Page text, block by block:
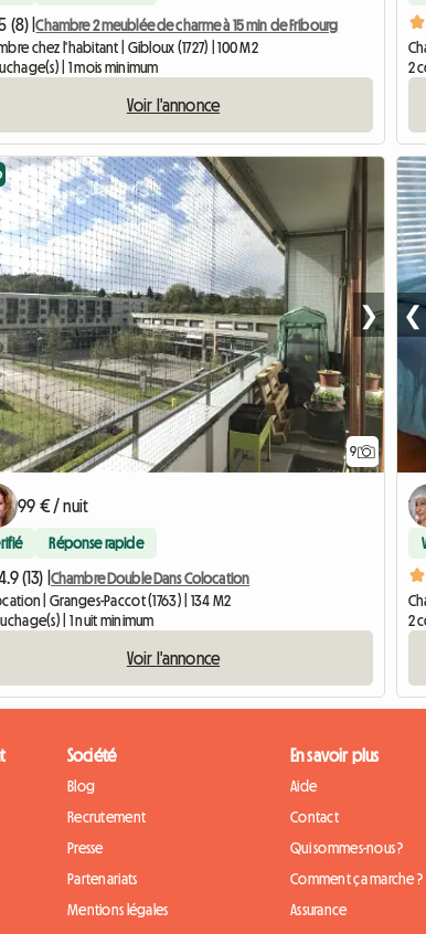
(8) |Chambre 2 meublée de charme à 15 min de Fribourg
chez l'habitant | Gibloux (1727) | 100 M2
| 1 mois minimum
Voir l'annonce
2
9
❯
99 € / nuit
Réponse rapide
(13) | Chambre Double Dans Colocation
| Granges-Paccot (1763) | 134 M2
| 1 nuit minimum
Voir l'annonce
❮
2
Société
Blog
Recrutement
Presse
Partenariats
Mentions légales
En savoir plus
Aide
Contact
Qui sommes-nous ?
Comment ça marche ?
Assurance